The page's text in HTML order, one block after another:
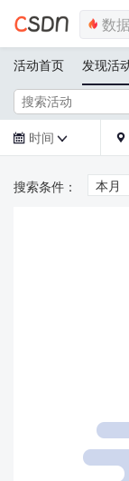
活动首页 发现活
 时间  
本月